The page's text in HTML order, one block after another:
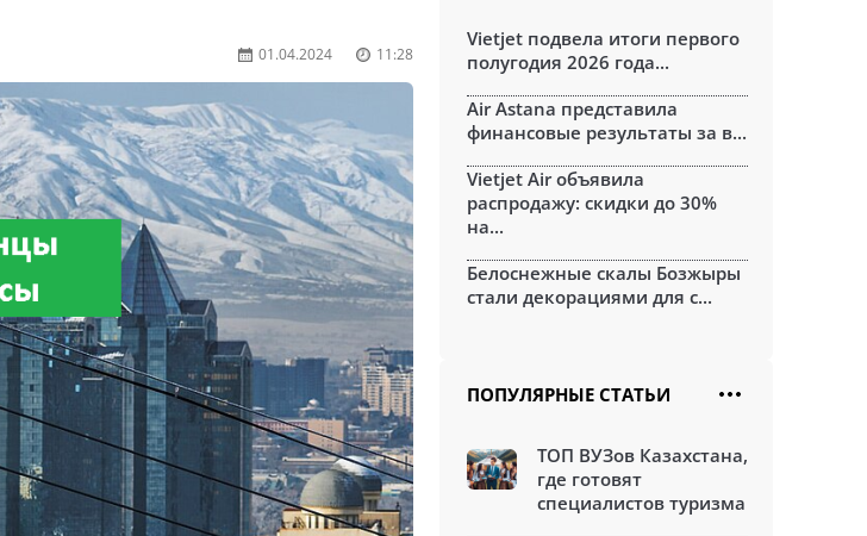
01.04.2024 11:28
Vietjet подвела итоги первого
полугодия 2026 года...
Air Astana представила
финансовые результаты за в...
Vietjet Air объявила
распродажу: скидки до 30%
на...
Белоснежные скалы Бозжыры
стали декорациями для с...
ПОПУЛЯРНЫЕ СТАТЬИ
ТОП ВУЗов Казахстана,
где готовят
специалистов туризма